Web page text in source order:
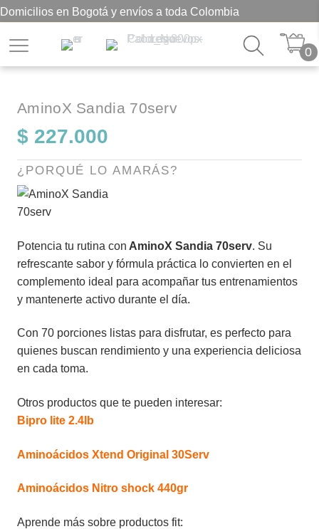
Domicilios en Bogotá y envíos a toda Colombia
0
AminoX Sandia 70serv
$ 227.000
¿PORQUÉ LO AMARÁS?
Potencia tu rutina con AminoX Sandia 70serv. Su
refrescante sabor y fórmula práctica lo convierten en el
complemento ideal para acompañar tus entrenamientos
y mantenerte activo durante el día.
Con 70 porciones listas para disfrutar, es perfecto para
quienes buscan rendimiento y una experiencia deliciosa
en cada toma.
Otros productos que te pueden interesar:
Bipro lite 2.4lb
Aminoácidos Xtend Original 30Serv
Aminoácidos Nitro shock 440gr
Aprende más sobre productos fit: